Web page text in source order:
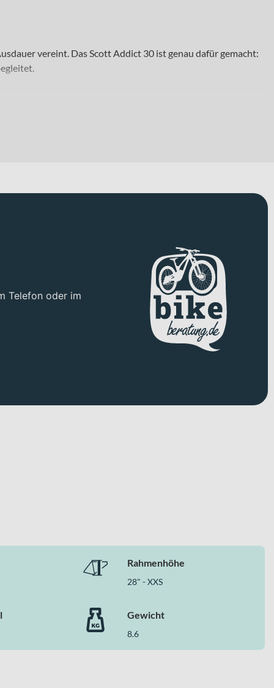
vereint. Das Scott Addict 30 ist genau dafür gemacht:
Scheibenbremsen von Shimano bieten dir dabei eine
individueller Stil harmonisch zusammenfinden.
Telefon oder im
Rahmenhöhe
28" - XXS
Gewicht
8.6